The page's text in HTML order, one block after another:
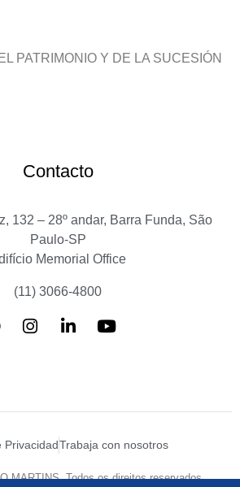
PATRIMONIO Y DE LA SUCESIÓN
Contacto
132 – 28º andar, Barra Funda, São
Paulo-SP
Memorial Office
(11) 3066-4800
MARTINS. Todos os direitos reservados.
PrivacidadTrabaja con nosotros